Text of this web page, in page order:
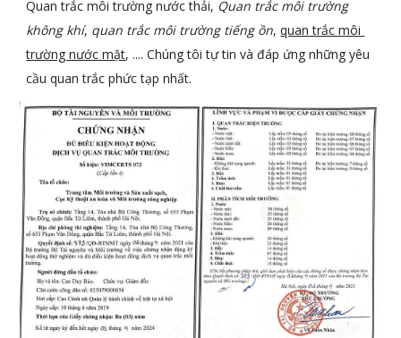
Quan trắc môi trường nước thải, Quan trắc môi trường
không khí, quan trắc môi trường tiếng ồn, quan trắc môi
trường nước mặt, .... Chúng tôi tự tin và đáp ứng những yêu
cầu quan trắc phức tạp nhất.